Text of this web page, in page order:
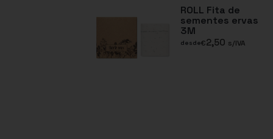
ROLL Fita de
sementes ervas
3M
desde€2,50 s/IVA